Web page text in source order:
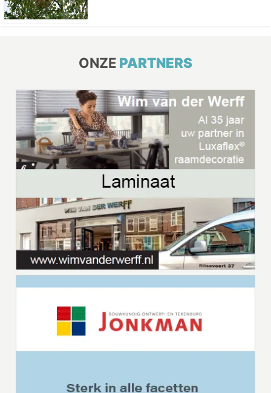
ONZE PARTNERS